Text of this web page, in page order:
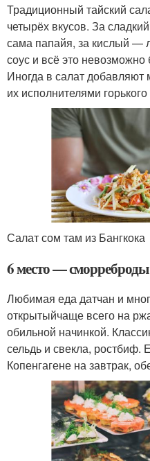
Традиционный тайский
четырёх вкусов. За
сама папайя, за кислый
соус и всё это невозможно
Иногда в салат
их исполнителями горького
Салат сом там из Бангкока
6 место — сморреброды
Любимая еда датчан и
открытыйчаще всего на
обильной начинкой.
сельдь и свекла, ростбиф.
Копенгагене на завтрак,